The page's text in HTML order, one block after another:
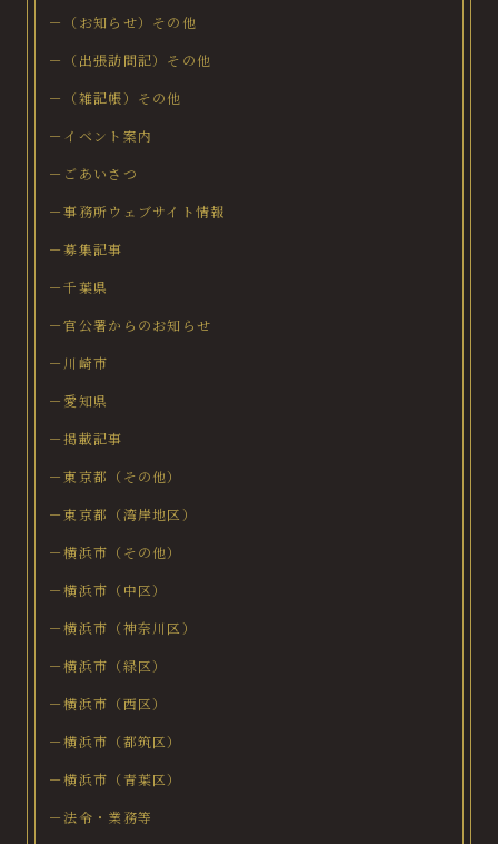
－（お知らせ）その他
－（出張訪問記）その他
－（雑記帳）その他
－イベント案内
－ごあいさつ
－事務所ウェブサイト情報
－募集記事
－千葉県
－官公署からのお知らせ
－川崎市
－愛知県
－掲載記事
－東京都（その他）
－東京都（湾岸地区）
－横浜市（その他）
－横浜市（中区）
－横浜市（神奈川区）
－横浜市（緑区）
－横浜市（西区）
－横浜市（都筑区）
－横浜市（青葉区）
－法令・業務等